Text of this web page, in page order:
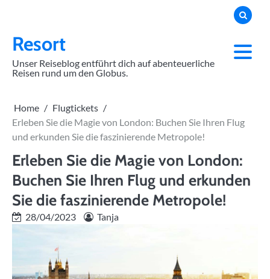
contentResort
Unser Reiseblog entführt dich auf abenteuerliche
Reisen rund um den Globus.
Home
Flugtickets
Erleben Sie die Magie von London: Buchen Sie Ihren Flug
und erkunden Sie die faszinierende Metropole!
Erleben Sie die Magie von London:
Buchen Sie Ihren Flug und erkunden
Sie die faszinierende Metropole!
28/04/2023 Tanja